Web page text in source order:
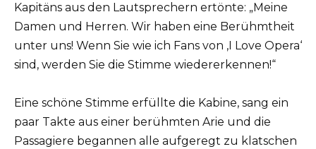
Kapitäns aus den Lautsprechern ertönte: „Meine
Damen und Herren. Wir haben eine Berühmtheit
unter uns! Wenn Sie wie ich Fans von ‚I Love Opera‘
sind, werden Sie die Stimme wiedererkennen!“
Eine schöne Stimme erfüllte die Kabine, sang ein
paar Takte aus einer berühmten Arie und die
Passagiere begannen alle aufgeregt zu klatschen